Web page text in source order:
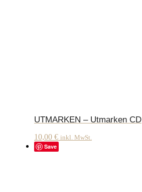
UTMARKEN – Utmarken CD
10,00 € inkl. MwSt.
Save